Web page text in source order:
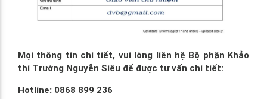
Mọi thông tin chi tiết, vui lòng liên hệ Bộ phận Khảo
thí Trường Nguyễn Siêu để được tư vấn chi tiết:
Hotline: 0868 899 236